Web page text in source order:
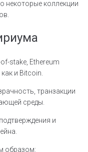
некоторые коллекции
stake, Ethereum
и Bitcoin.
транзакции
среды.
и
образом: